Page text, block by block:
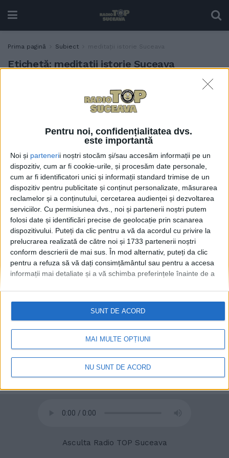
Pentru noi, confidențialitatea dvs.
este importantă
Noi și partenerii noștri stocăm și/sau accesăm informații pe un
dispozitiv, cum ar fi cookie-urile, și procesăm date personale,
cum ar fi identificatori unici și informații standard trimise de un
dispozitiv pentru publicitate și conținut personalizate, măsurarea
reclamelor și a conținutului, cercetarea audienței și dezvoltarea
serviciilor. Cu permisiunea dvs., noi și partenerii noștri putem
folosi date și identificări precise de geolocație prin scanarea
dispozitivului. Puteți da clic pentru a vă da acordul cu privire la
prelucrarea realizată de către noi și 1733 partenerii noștri
conform descrierii de mai sus. În mod alternativ, puteți da clic
pentru a refuza să vă dați consimțământul sau pentru a accesa
informații mai detaliate și a vă schimba preferințele înainte de a
retrageți consimțământul în orice moment, revenind la acest site
și făcând clic pe butonul "Confidențialitate" din partea de jos a
paginii web.
MAI MULTE OPȚIUNI
NU SUNT DE ACORD
SUNT DE ACORD
Prima pagină Subiect meditații istorie Suceava
Etichetă: meditații istorie Suceava
Inspectorul de istorie,
Daniel Hrenciuc: Nu cunosc
profesori de istorie care să
nu facă pregătire cu elevii
lor în mod gratuit
25 MAI, 2024
Asculta Radio TOP Suceava